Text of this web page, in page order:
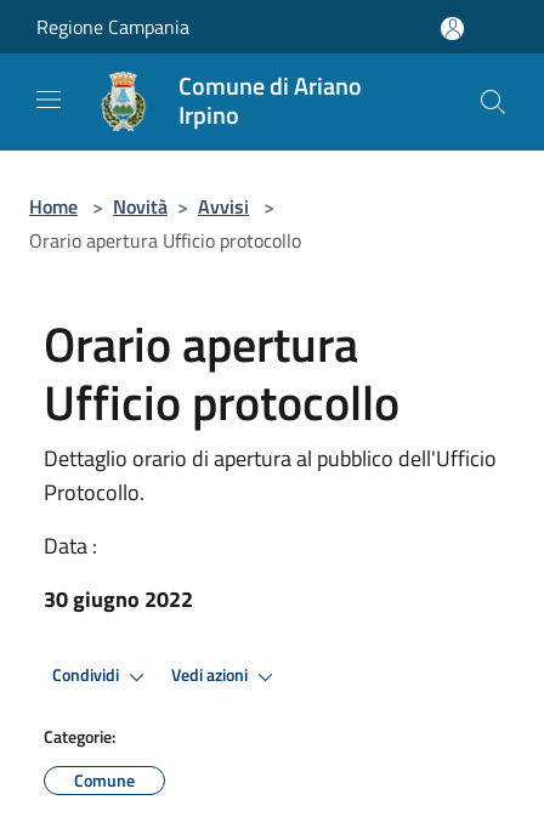
Salta al contenuto principale
Regione Campania
Comune di Ariano
Irpino
Home > Novità > Avvisi >
Orario apertura Ufficio protocollo
Orario apertura
Ufficio protocollo
Dettaglio orario di apertura al pubblico dell'Ufficio
Protocollo.
Data :
30 giugno 2022
Condividi Vedi azioni
Categorie:
Comune